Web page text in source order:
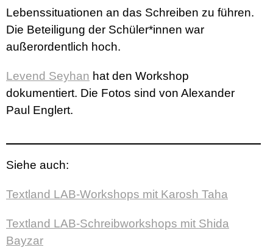
Lebenssituationen an das Schreiben zu führen.
Die Beteiligung der Schüler*innen war
außerordentlich hoch.
Levend Seyhan hat den Workshop
dokumentiert. Die Fotos sind von Alexander
Paul Englert.
Siehe auch:
Textland LAB-Workshops mit Karosh Taha
Textland LAB-Schreibworkshops mit Shida
Bayzar